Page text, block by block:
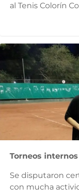
al Tenis Colorín
Torneos internos
Se disputaron
con mucha